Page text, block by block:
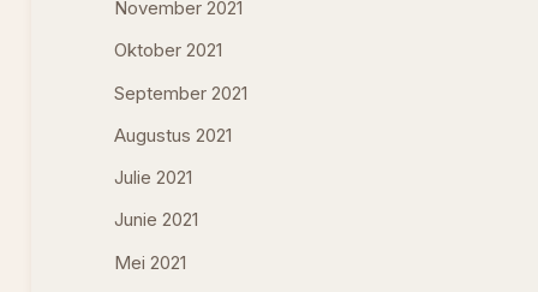
November 2021
Oktober 2021
September 2021
Augustus 2021
Julie 2021
Junie 2021
Mei 2021